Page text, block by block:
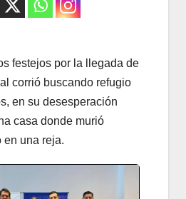
festejos por la llegada de
corrió buscando refugio
en su desesperación
casa donde murió
en una reja.